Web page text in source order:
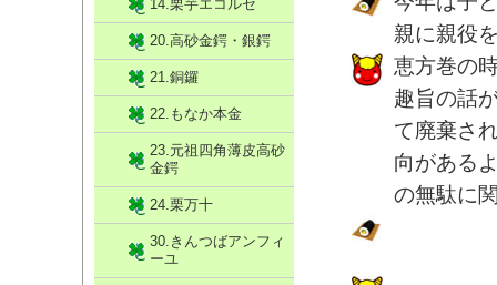
親に親役
恵方巻の
趣旨の話
て廃棄さ
向がある
の無駄に
14.栗芋エコルセ
20.高砂金鍔・銀鍔
21.銅鑼
22.もなか本金
23.元祖四角薄皮高砂
金鍔
24.栗万十
30.きんつばアンフィ
ーユ